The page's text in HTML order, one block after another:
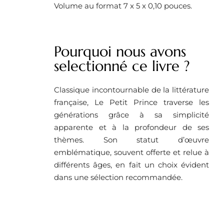
Volume au format 7 x 5 x 0,10 pouces.
Pourquoi nous avons
selectionné ce livre ?
Classique incontournable de la littérature
française, Le Petit Prince traverse les
générations grâce à sa simplicité
apparente et à la profondeur de ses
thèmes. Son statut d’œuvre
emblématique, souvent offerte et relue à
différents âges, en fait un choix évident
dans une sélection recommandée.